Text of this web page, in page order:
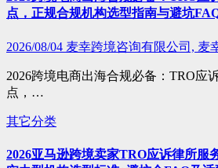
点，正规合规机构选型指南与避坑
2026/08/04 麦幸跨境咨询有限公司, 麦
2026跨境电商出海合规必备：TRO应
点，…
其它分类
2026亚马逊跨境卖家TRO应诉律所服